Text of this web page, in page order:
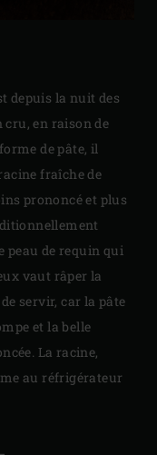
depuis la nuit des
cru, en raison de
de pâte, il
fraîche de
prononcé et plus
peau de requin qui
vaut râper la
servir, car la pâte
et la belle
La racine,
au réfrigérateur